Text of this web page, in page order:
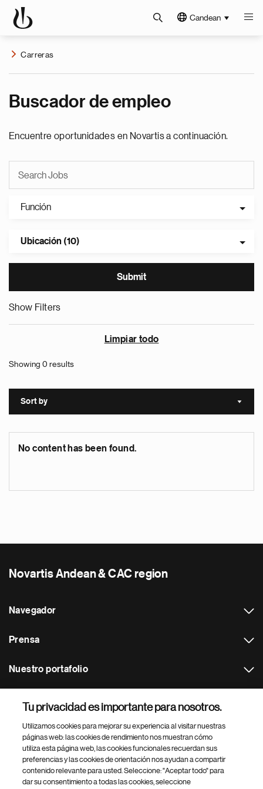
Candean
Carreras
Buscador de empleo
Encuentre oportunidades en Novartis a continuación.
Función
Ubicación (10)
Show Filters
Limpiar todo
Showing 0 results
Sort by Sort
No content has been found.
Novartis Andean & CAC region
Navegador
Prensa
Nuestro portafolio
Footer Site Search
Tu privacidad es importante para nosotros.
Utilizamos cookies para mejorar su experiencia al visitar nuestras
páginas web: las cookies de rendimiento nos muestran cómo
utiliza esta página web, las cookies funcionales recuerdan sus
preferencias y las cookies de orientación nos ayudan a compartir
contenido relevante para usted. Seleccione: "Aceptar todo" para
dar su consentimiento a todas las cookies, seleccione